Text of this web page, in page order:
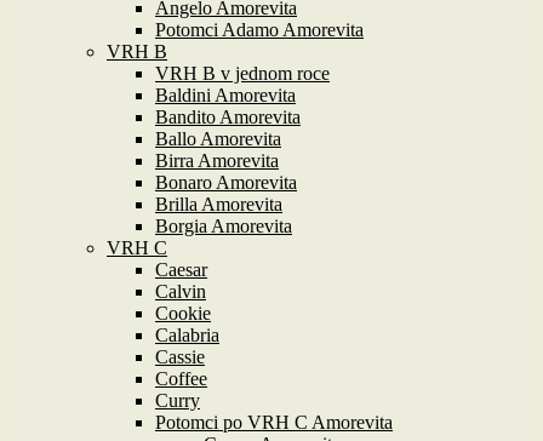
Angelo Amorevita
Potomci Adamo Amorevita
VRH B
VRH B v jednom roce
Baldini Amorevita
Bandito Amorevita
Ballo Amorevita
Birra Amorevita
Bonaro Amorevita
Brilla Amorevita
Borgia Amorevita
VRH C
Caesar
Calvin
Cookie
Calabria
Cassie
Coffee
Curry
Potomci po VRH C Amorevita